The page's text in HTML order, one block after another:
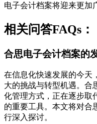
电子会计档案将迎来更加
相关问答FAQs：
合思电子会计档案的
在信息化快速发展的今天
大的挑战与转型机遇。合
化管理方式，正在逐步取
的重要工具。本文将对合
行深入探讨。